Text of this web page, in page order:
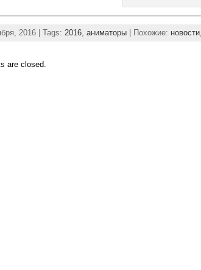
2016 | Tags: 2016, аниматоры| Похожие: новости,
are closed.